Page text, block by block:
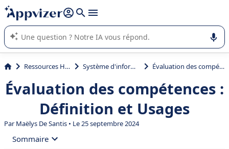
répondre (plusieurs lignes avec
L'IA de Appvizer vous guide dans l'utilisation ou la sélection de
logiciel SaaS en entreprise.
Ressources Humaines (RH) Système d'information RH (SIRH) Évaluation des compétences : Définition et Usages
Évaluation des compétences :
Définition et Usages
ParMaëlys De Santis • Le 25 septembre 2024
Sommaire